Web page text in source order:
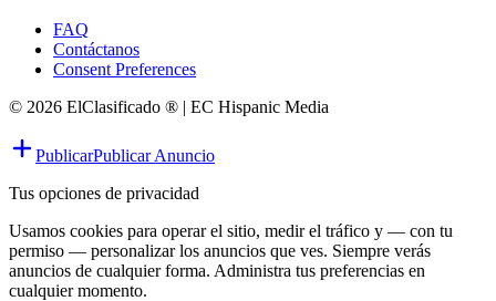
FAQ
Contáctanos
Consent Preferences
© 2026 ElClasificado ® | EC Hispanic Media
PublicarPublicar Anuncio
Tus opciones de privacidad
Usamos cookies para operar el sitio, medir el tráfico y — con tu
permiso — personalizar los anuncios que ves. Siempre verás
anuncios de cualquier forma. Administra tus preferencias en
cualquier momento.